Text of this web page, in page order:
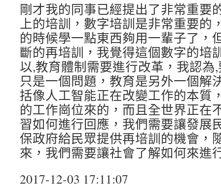
剛才我的同事已經提出了非常重要
上的培訓，數字培訓是非常重要的
的時候學一點東西夠用一輩子了，
斷的再培訓，我覺得這個數字的培
以,教育體制需要進行改革，我認為
只是一個問題，教育是另外一個解
括像人工智能正在改變工作的本質
的工作崗位來的，而且全世界正在
習如何進行回應，我們需要讓發展
保政府給民眾提供再培訓的機會，
來，我們需要讓社會了解如何來進
2017-12-03 17:11:07